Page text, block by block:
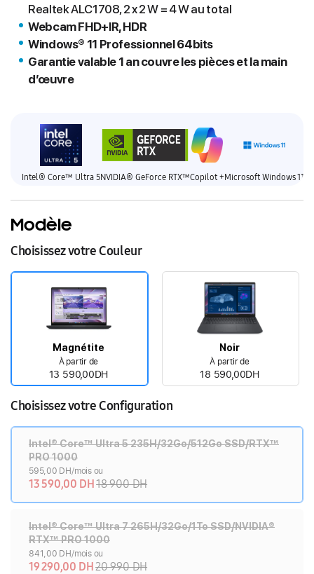
Realtek ALC1708, 2 x 2 W = 4 W au total
Webcam FHD+IR, HDR
Windows® 11 Professionnel 64bits
Garantie valable 1 an couvre les pièces et la main
d’œuvre
Intel® Core™ Ultra 5NVIDIA® GeForce RTX™Copilot + Microsoft Windows 11
Modèle
Choisissez votre Couleur
Magnétite
À partir de
13 590,00DH
Noir
À partir de
18 590,00DH
Choisissez votre Configuration
Intel® Core™ Ultra 5 235H/32Go/512Go SSD/RTX™
PRO 1000
595,00 DH/mois ou
13 590,00 DH18 900 DH
Intel® Core™ Ultra 7 265H/32Go/1To SSD/NVIDIA®
RTX™ PRO 1000
841,00 DH/mois ou
19 290,00 DH20 990 DH